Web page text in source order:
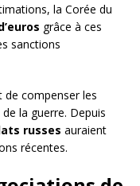
la Corée du
grâce à ces
sanctions
de compenser les
la guerre. Depuis
russes auraient
récentes.